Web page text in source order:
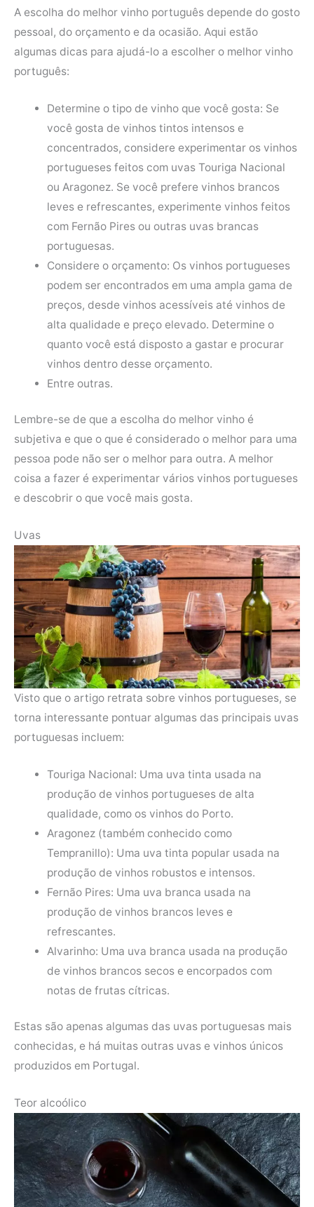
A escolha do melhor vinho português depende do gosto
pessoal, do orçamento e da ocasião. Aqui estão
algumas dicas para ajudá-lo a escolher o melhor vinho
português:
Determine o tipo de vinho que você gosta: Se
você gosta de vinhos tintos intensos e
concentrados, considere experimentar os vinhos
portugueses feitos com uvas Touriga Nacional
ou Aragonez. Se você prefere vinhos brancos
leves e refrescantes, experimente vinhos feitos
com Fernão Pires ou outras uvas brancas
portuguesas.
Considere o orçamento: Os vinhos portugueses
podem ser encontrados em uma ampla gama de
preços, desde vinhos acessíveis até vinhos de
alta qualidade e preço elevado. Determine o
quanto você está disposto a gastar e procurar
vinhos dentro desse orçamento.
Entre outras.
Lembre-se de que a escolha do melhor vinho é
subjetiva e que o que é considerado o melhor para uma
pessoa pode não ser o melhor para outra. A melhor
coisa a fazer é experimentar vários vinhos portugueses
e descobrir o que você mais gosta.
Uvas
Visto que o artigo retrata sobre vinhos portugueses, se
torna interessante pontuar algumas das principais uvas
portuguesas incluem:
Touriga Nacional: Uma uva tinta usada na
produção de vinhos portugueses de alta
qualidade, como os vinhos do Porto.
Aragonez (também conhecido como
Tempranillo): Uma uva tinta popular usada na
produção de vinhos robustos e intensos.
Fernão Pires: Uma uva branca usada na
produção de vinhos brancos leves e
refrescantes.
Alvarinho: Uma uva branca usada na produção
de vinhos brancos secos e encorpados com
notas de frutas cítricas.
Estas são apenas algumas das uvas portuguesas mais
conhecidas, e há muitas outras uvas e vinhos únicos
produzidos em Portugal.
Teor alcoólico